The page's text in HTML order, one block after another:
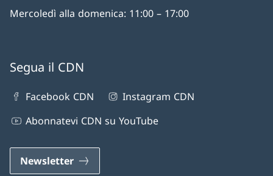
Mercoledì alla domenica: 11:00 – 17:00
Segua il CDN
Facebook CDN
Instagram CDN
Abonnatevi CDN su YouTube
Newsletter